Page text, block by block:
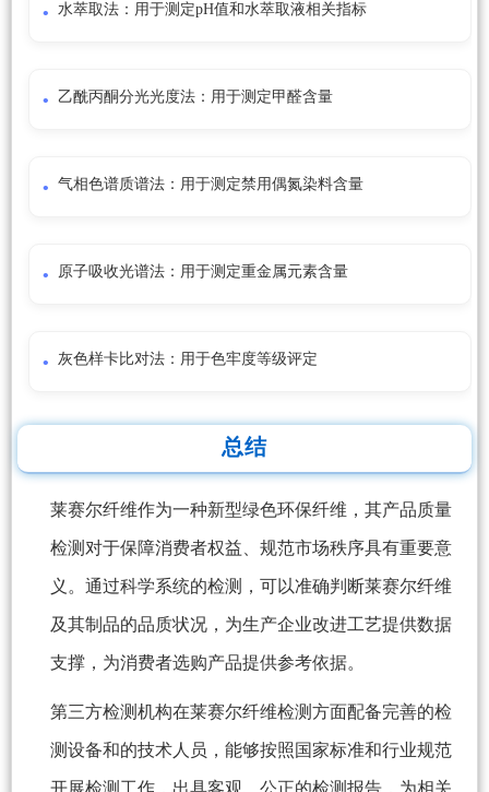
水萃取法：用于测定pH值和水萃取液相关指标
乙酰丙酮分光光度法：用于测定甲醛含量
气相色谱质谱法：用于测定禁用偶氮染料含量
原子吸收光谱法：用于测定重金属元素含量
灰色样卡比对法：用于色牢度等级评定
总结
莱赛尔纤维作为一种新型绿色环保纤维，其产品质量
检测对于保障消费者权益、规范市场秩序具有重要意
义。通过科学系统的检测，可以准确判断莱赛尔纤维
及其制品的品质状况，为生产企业改进工艺提供数据
支撑，为消费者选购产品提供参考依据。
第三方检测机构在莱赛尔纤维检测方面配备完善的检
测设备和的技术人员，能够按照国家标准和行业规范